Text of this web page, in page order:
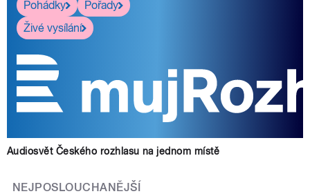
Pohádky
Pořady
Živé vysílání
Audiosvět Českého rozhlasu na jednom místě
NEJPOSLOUCHANĚJŠÍ